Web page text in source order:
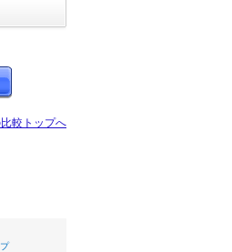
較トップへ